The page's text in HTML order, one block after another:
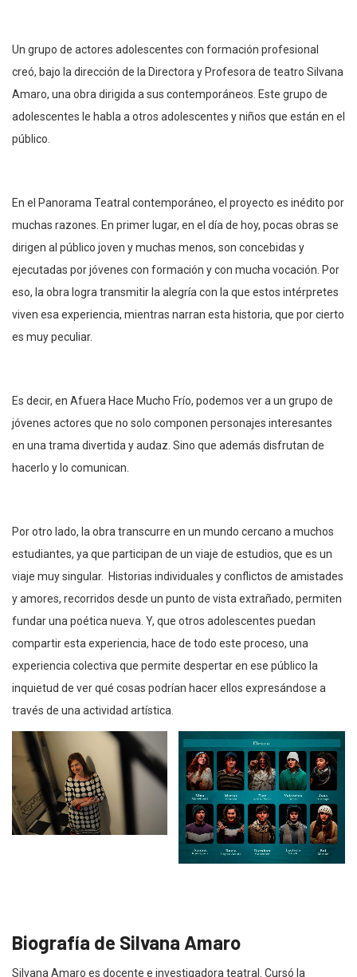
Un grupo de actores adolescentes con formación profesional
creó, bajo la dirección de la Directora y Profesora de teatro Silvana
Amaro, una obra dirigida a sus contemporáneos. Este grupo de
adolescentes le habla a otros adolescentes y niños que están en el
público.
En el Panorama Teatral contemporáneo, el proyecto es inédito por
muchas razones. En primer lugar, en el día de hoy, pocas obras se
dirigen al público joven y muchas menos, son concebidas y
ejecutadas por jóvenes con formación y con mucha vocación. Por
eso, la obra logra transmitir la alegría con la que estos intérpretes
viven esa experiencia, mientras narran esta historia, que por cierto
es muy peculiar.
Es decir, en Afuera Hace Mucho Frío, podemos ver a un grupo de
jóvenes actores que no solo componen personajes interesantes
en una trama divertida y audaz. Sino que además disfrutan de
hacerlo y lo comunican.
Por otro lado, la obra transcurre en un mundo cercano a muchos
estudiantes, ya que participan de un viaje de estudios, que es un
viaje muy singular. Historias individuales y conflictos de amistades
y amores, recorridos desde un punto de vista extrañado, permiten
fundar una poética nueva. Y, que otros adolescentes puedan
compartir esta experiencia, hace de todo este proceso, una
experiencia colectiva que permite despertar en ese público la
inquietud de ver qué cosas podrían hacer ellos expresándose a
través de una actividad artística.
Biografía de Silvana Amaro
Silvana Amaro es docente e investigadora teatral. Cursó la